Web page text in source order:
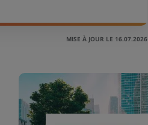
MISE À JOUR LE 16.07.2026